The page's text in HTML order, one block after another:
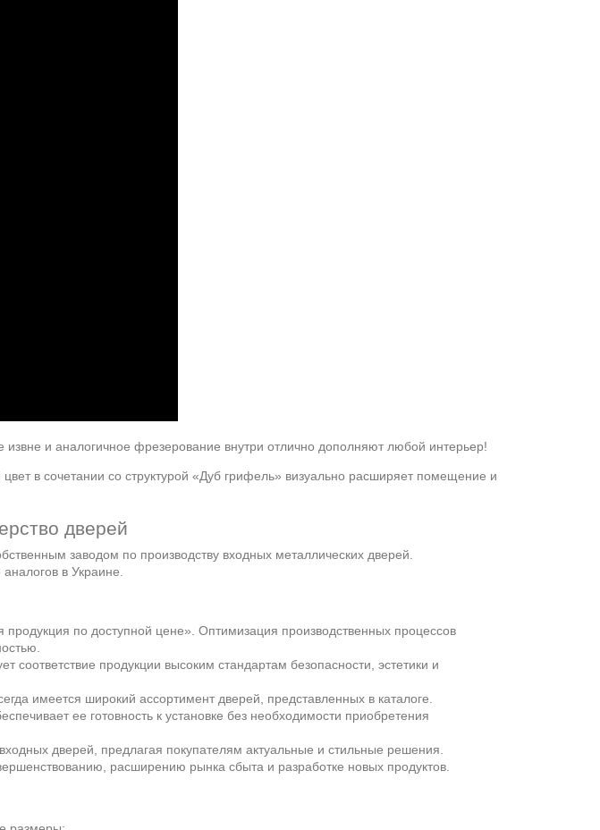
и аналогичное фрезерование внутри отлично дополняют любой интерьер!
в сочетании со структурой «Дуб грифель» визуально расширяет помещение и
дверей
заводом по производству входных металлических дверей.
в Украине.
по доступной цене». Оптимизация производственных процессов
соответствие продукции высоким стандартам безопасности, эстетики и
имеется широкий ассортимент дверей, представленных в каталоге.
ее готовность к установке без необходимости приобретения
дверей, предлагая покупателям актуальные и стильные решения.
расширению рынка сбыта и разработке новых продуктов.